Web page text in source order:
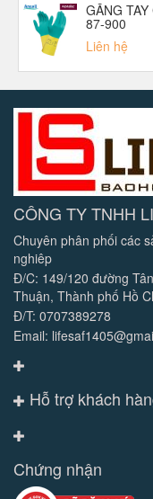
GĂNG
87-900
Liên hệ
CÔNG TY TNHH
Chuyên phân phối các
nghiêp
Đ/C: 149/120 đường
Thuận, Thành phố Hồ
Đ/T: 0707389278
Email:
Hỗ trợ khách
Chứng nhận